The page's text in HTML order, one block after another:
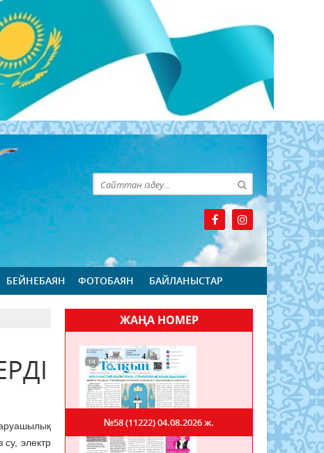
БЕЙНЕБАЯН ФОТОБАЯН БАЙЛАНЫСТАР
электр
ЖАҢА НОМЕР
№58 (11222)04.08.2026 ж.